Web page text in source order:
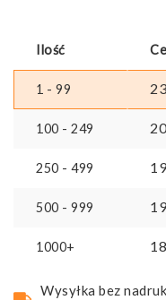
Ilość
1 - 99
100 - 249
250 - 499
500 - 999
1000+
Wysyłka bez